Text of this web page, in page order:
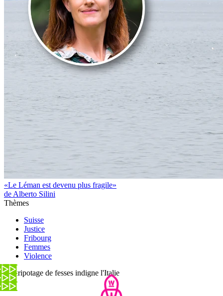
«Le Léman est devenu plus fragile»
de Alberto Silini
Thèmes
Suisse
Justice
Fribourg
Femmes
Violence
Un tripotage de fesses indigne l'Italie